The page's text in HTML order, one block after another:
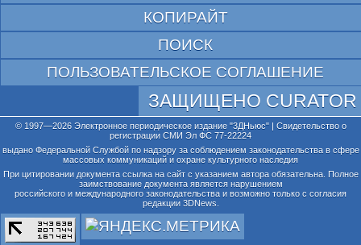
КОПИРАЙТ
ПОИСК
ПОЛЬЗОВАТЕЛЬСКОЕ СОГЛАШЕНИЕ
ЗАЩИЩЕНО CURATOR
© 1997—2026 Электронное периодическое издание "3ДНьюс" | Свидетельство о
регистрации СМИ Эл ФС 77-22224
выдано Федеральной Службой по надзору за соблюдением законодательства в сфере
массовых коммуникаций и охране культурного наследия
При цитировании документа ссылка на сайт с указанием автора обязательна. Полное
заимствование документа является нарушением
российского и международного законодательства и возможно только с согласия
редакции 3DNews.